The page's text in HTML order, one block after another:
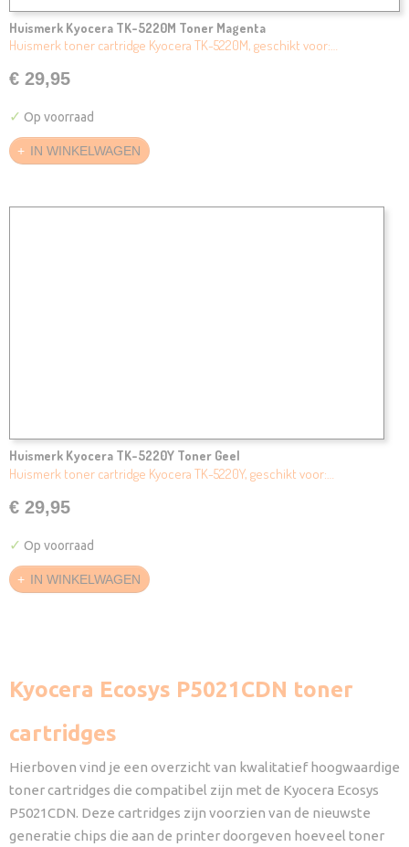
Huismerk Kyocera TK-5220M Toner Magenta
Huismerk toner cartridge Kyocera TK-5220M, geschikt voor:…
€ 29,95
✓ Op voorraad
IN WINKELWAGEN
Huismerk Kyocera TK-5220Y Toner Geel
Huismerk toner cartridge Kyocera TK-5220Y, geschikt voor:…
€ 29,95
✓ Op voorraad
IN WINKELWAGEN
Kyocera Ecosys P5021CDN toner
cartridges
Hierboven vind je een overzicht van kwalitatief hoogwaardige
toner cartridges die compatibel zijn met de Kyocera Ecosys
P5021CDN. Deze cartridges zijn voorzien van de nieuwste
generatie chips die aan de printer doorgeven hoeveel toner